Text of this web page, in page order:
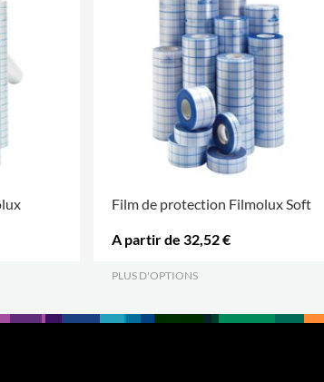
Film de protection Filmolux Soft
A partir de 32,52 €
PLUS D'OPTIONS